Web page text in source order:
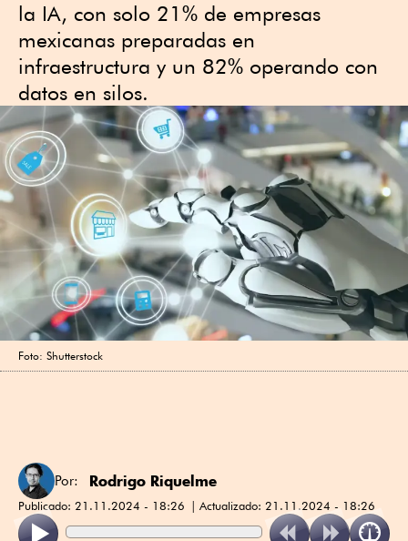
la IA, con solo 21% de empresas
mexicanas preparadas en
infraestructura y un 82% operando con
datos en silos.
Foto: Shutterstock
Por: Rodrigo Riquelme
Publicado: 21.11.2024 - 18:26 Actualizado: 21.11.2024 - 18:26